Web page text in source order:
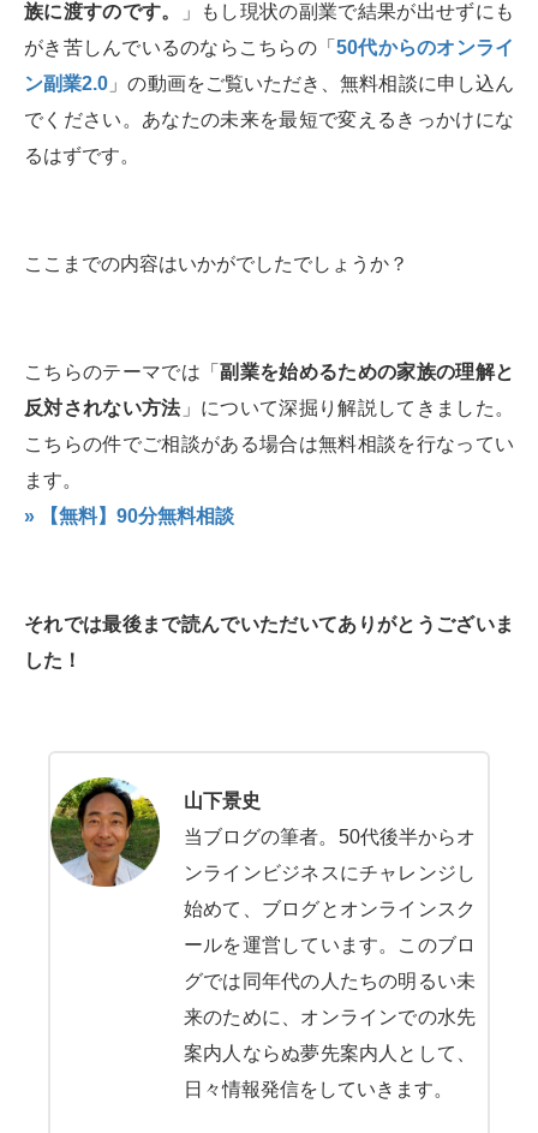
族に渡すのです。
」もし現状の副業で結果が出せずにも
がき苦しんでいるのならこちらの「 50代からのオンライ
ン副業2.0 」の動画をご覧いただき、無料相談に申し込ん
でください。あなたの未来を最短で変えるきっかけにな
るはずです。
ここまでの内容はいかがでしたでしょうか？
こちらのテーマでは「副業を始めるための家族の理解と
反対されない方法」について深掘り解説してきました。
こちらの件でご相談がある場合は無料相談を行なってい
ます。
» 【無料】90分無料相談
それでは最後まで読んでいただいてありがとうございま
した！
山下景史
当ブログの筆者。50代後半からオ
ンラインビジネスにチャレンジし
始めて、ブログとオンラインスク
ールを運営しています。このブロ
グでは同年代の人たちの明るい未
来のために、オンラインでの水先
案内人ならぬ夢先案内人として、
日々情報発信をしていきます。